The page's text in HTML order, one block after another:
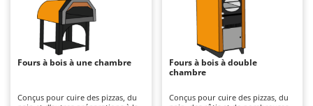
Aspirateurs à feuilles sur roues
Aspirateurs de piscine
Aspirateurs Multifonctions
Atomiseurs agricoles pour tracteurs
Atomiseurs pour traitements
AL-KO
ALA 2000
Alce
Ama
Fours à bois à une chambre
Conçus pour cuire des pizzas, du
Fours à bois à double
chambre
Conçus pour cuire des pizzas, du